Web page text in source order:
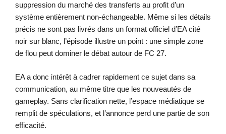
suppression du marché des transferts au profit d’un
système entièrement non-échangeable. Même si les détails
précis ne sont pas livrés dans un format officiel d’EA cité
noir sur blanc, l’épisode illustre un point : une simple zone
de flou peut dominer le débat autour de FC 27.
EA a donc intérêt à cadrer rapidement ce sujet dans sa
communication, au même titre que les nouveautés de
gameplay. Sans clarification nette, l’espace médiatique se
remplit de spéculations, et l’annonce perd une partie de son
efficacité.